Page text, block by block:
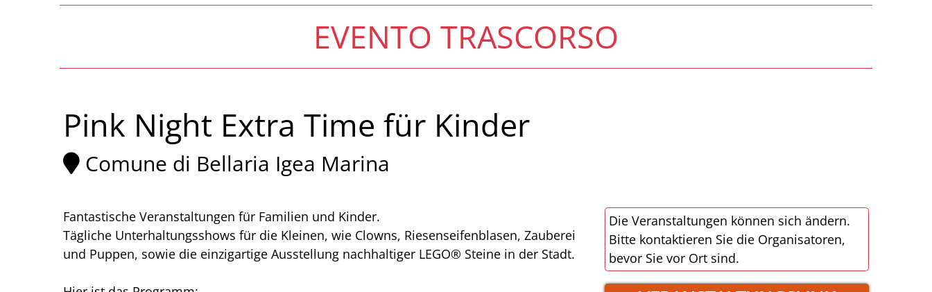
EVENTO TRASCORSO
Pink Night Extra Time für Kinder
Comune di Bellaria Igea Marina
Fantastische Veranstaltungen für Familien und Kinder.
Tägliche Unterhaltungsshows für die Kleinen, wie Clowns, Riesenseifenblasen, Zauberei
und Puppen, sowie die einzigartige Ausstellung nachhaltiger LEGO® Steine in der Stadt.
Die Veranstaltungen können sich ändern.
Bitte kontaktieren Sie die Organisatoren,
bevor Sie vor Ort sind.